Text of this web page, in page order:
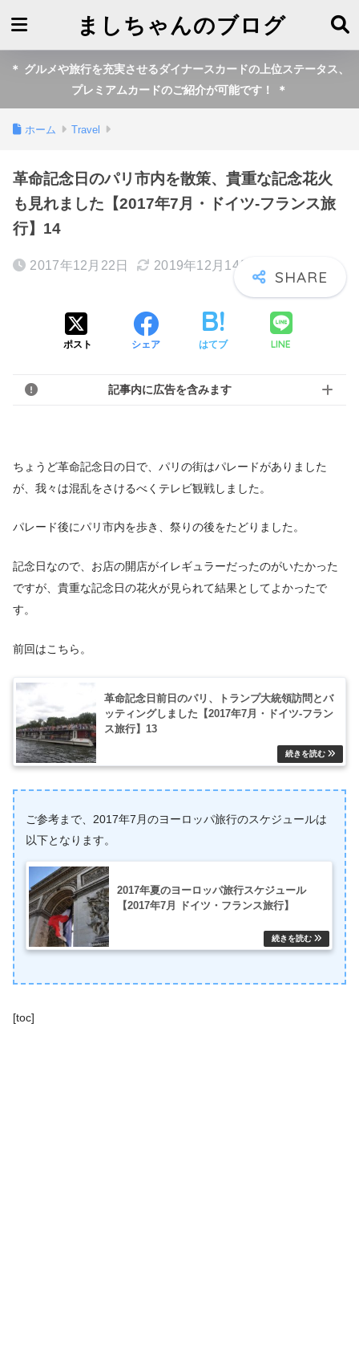
ましちゃんのブログ
＊ グルメや旅行を充実させるダイナースカードの上位ステータス、
プレミアムカードのご紹介が可能です！ ＊
ホーム Travel
革命記念日のパリ市内を散策、貴重な記念花火
も見れました【2017年7月・ドイツ-フランス旅
行】14
2017年12月22日 2019年12月14日
ポスト シェア はてブ LINE
記事内に広告を含みます
ちょうど革命記念日の日で、パリの街はパレードがありました
が、我々は混乱をさけるべくテレビ観戦しました。
パレード後にパリ市内を歩き、祭りの後をたどりました。
記念日なので、お店の開店がイレギュラーだったのがいたかった
ですが、貴重な記念日の花火が見られて結果としてよかったで
す。
前回はこちら。
革命記念日前日のパリ、トランプ大統領訪問とバ
ッティングしました【2017年7月・ドイツ-フラン
ス旅行】13
ご参考まで、2017年7月のヨーロッパ旅行のスケジュールは
以下となります。
2017年夏のヨーロッパ旅行スケジュール
【2017年7月 ドイツ・フランス旅行】
[toc]